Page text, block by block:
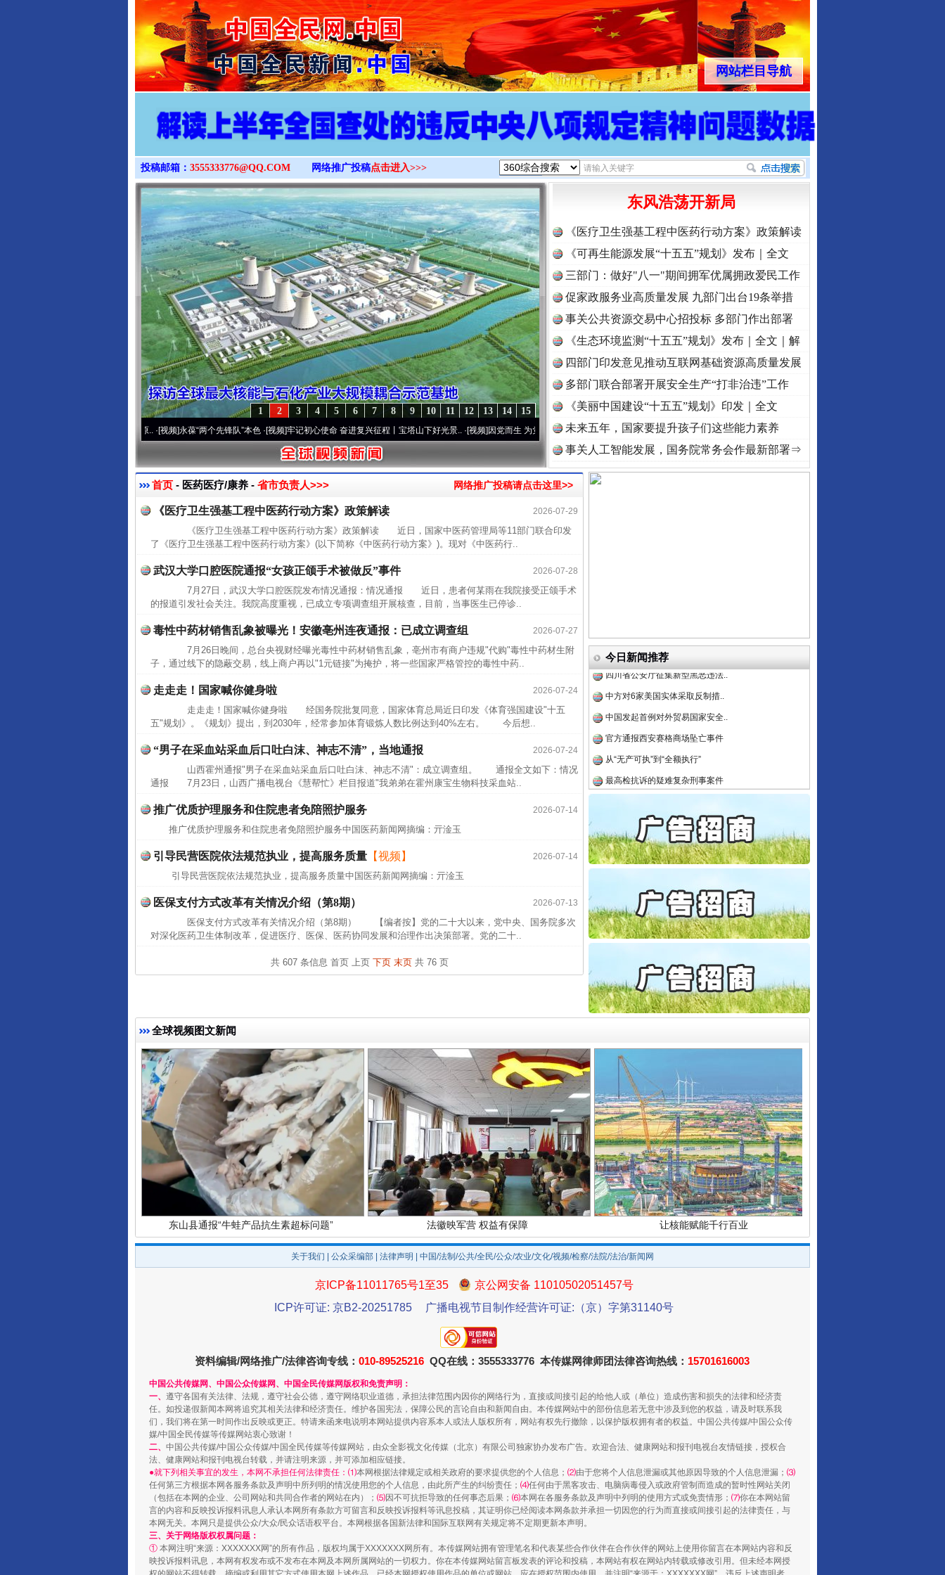
>
网站栏目导航
投稿邮箱： 3555333776@QQ.COM 网络推广投稿点击进入>>>
15
14
13
12
11
10
9
8
7
6
5
4
3
2
1
·[视频]永葆“两个先锋队”本色·[视频]牢记初心使命 奋进复兴征程丨宝塔山下好光景..·[视频]因党而生 为党而战——百年“纪”事⑧加强纪律..·[视频]牢记初心使命 奋进复兴征程丨“转折之城”激荡..
东风浩荡开新局
《医疗卫生强基工程中医药行动方案》政策解读
《可再生能源发展“十五五”规划》发布｜全文
三部门：做好"八一"期间拥军优属拥政爱民工作
促家政服务业高质量发展 九部门出台19条举措
事关公共资源交易中心招投标 多部门作出部署
《生态环境监测“十五五”规划》发布｜全文｜解
读
四部门印发意见推动互联网基础资源高质量发展
多部门联合部署开展安全生产“打非治违”工作
《美丽中国建设“十五五”规划》印发｜全文
未来五年，国家要提升孩子们这些能力素养
事关人工智能发展，国务院常务会作最新部署⇒
首页 - 医药医疗/康养 - 省市负责人>>> 网络推广投稿请点击这里>>
2026-07-29
《医疗卫生强基工程中医药行动方案》政策解读
《医疗卫生强基工程中医药行动方案》政策解读 近日，国家中医药管理局等11部门联合印发
了《医疗卫生强基工程中医药行动方案》(以下简称《中医药行动方案》)。现对《中医药行..
2026-07-28
武汉大学口腔医院通报“女孩正颌手术被做反”事件
7月27日，武汉大学口腔医院发布情况通报：情况通报 近日，患者何某雨在我院接受正颌手术
的报道引发社会关注。我院高度重视，已成立专项调查组开展核查，目前，当事医生已停诊..
2026-07-27
毒性中药材销售乱象被曝光！安徽亳州连夜通报：已成立调查组
7月26日晚间，总台央视财经曝光毒性中药材销售乱象，亳州市有商户违规"代购"毒性中药材生附
子，通过线下的隐蔽交易，线上商户再以"1元链接"为掩护，将一些国家严格管控的毒性中药..
2026-07-24
走走走！国家喊你健身啦
走走走！国家喊你健身啦 经国务院批复同意，国家体育总局近日印发《体育强国建设"十五
五"规划》。《规划》提出，到2030年，经常参加体育锻炼人数比例达到40%左右。 今后想..
2026-07-24
“男子在采血站采血后口吐白沫、神志不清”，当地通报
山西霍州通报"男子在采血站采血后口吐白沫、神志不清"：成立调查组。 通报全文如下：情况
通报 7月23日，山西广播电视台《慧帮忙》栏目报道"我弟弟在霍州康宝生物科技采血站..
2026-07-14
推广优质护理服务和住院患者免陪照护服务
推广优质护理服务和住院患者免陪照护服务中国医药新闻网摘编：亓淦玉
2026-07-14
引导民营医院依法规范执业，提高服务质量 【视频】
引导民营医院依法规范执业，提高服务质量中国医药新闻网摘编：亓淦玉
2026-07-13
医保支付方式改革有关情况介绍（第8期）
医保支付方式改革有关情况介绍（第8期） 【编者按】党的二十大以来，党中央、国务院多次
对深化医药卫生体制改革，促进医疗、医保、医药协同发展和治理作出决策部署。党的二十..
共 607 条信息 首页 上页 下页 末页共 76 页
今日新闻推荐
四川省公安厅征集新型黑恶违法..
中方对6家美国实体采取反制措..
中国发起首例对外贸易国家安全..
官方通报西安赛格商场坠亡事件
从“无产可执”到“全额执行”
最高检抗诉的疑难复杂刑事案件
事故致5死1伤，四川省安委会挂..
半生相守，一别两宽：这场老年..
一纸欠条伤亲情 巡回调解促和..
26万保费，离婚时为何要分走一..
杨天誉，不得录用为公务员
传销头目出狱后办书院暴力管教..
四川省公安厅征集新型黑恶违法..
中国发起首例对外贸易国家安全..
官方通报西安赛格商场坠亡事件
从“无产可执”到“全额执行”
事故致5死1伤，四川省安委会挂..
全球视频图文新闻
完善运行机制助力责任有效落实
东山县通报“牛蛙产品抗生素超标问题” 法徽映军营 权益有保障 让核能赋能千行百业
千年窑火 生生不息 一批国家标准开始实施 从数据变化看反腐深化
关于我们 公众采编部 法律声明 | 中国/法制/公共/全民/公众/农业/文化/视频/检察/法院/法治/新闻网
京ICP备11011765号1至35
京公网安备 11010502051457号
ICP许可证: 京B2-20251785
广播电视节目制作经营许可证:（京）字第31140号
资料编辑/网络推广/法律咨询专线： 010-89525216 QQ在线：3555333776 本传媒网律师团法律咨询热线： 15701616003
中国公共传媒网、中国公众传媒网、中国全民传媒网版权和免责声明：
一、 遵守各国有关法律、法规，遵守社会公德，遵守网络职业道德，承担法律范围内因你的网络行为，直接或间接引起的给他人或（单位）造成伤害和损失的法律和经济责
任。如投递假新闻本网将追究其相关法律和经济责任。维护各国宪法，保障公民的言论自由和新闻自由。本传媒网站中的部份信息若无意中涉及到您的权益，请及时联系我
们，我们将在第一时间作出反映或更正。特请来函来电说明本网站提供内容系本人或法人版权所有，网站有权先行撤除，以保护版权拥有者的权益。中国公共传媒/中国公众传
媒/中国全民传媒等传媒网站衷心致谢！
二、 中国公共传媒/中国公众传媒/中国全民传媒等传媒网站，由众全影视文化传媒（北京）有限公司独家协办发布广告。欢迎合法、健康网站和报刊电视台友情链接，授权合
法、健康网站和报刊电视台转载，并请注明来源，并可添加相应链接。
●就下列相关事宜的发生，本网不承担任何法律责任：⑴本网根据法律规定或相关政府的要求提供您的个人信息； ⑵由于您将个人信息泄漏或其他原因导致的个人信息泄漏； ⑶
任何第三方根据本网各服务条款及声明中所列明的情况使用您的个人信息，由此所产生的纠纷责任； ⑷任何由于黑客攻击、电脑病毒侵入或政府管制而造成的暂时性网站关闭
（包括在本网的企业、公司网站和共同合作者的网站在内）； ⑸因不可抗拒导致的任何事态后果； ⑹本网在各服务条款及声明中列明的使用方式或免责情形； ⑺你在本网站留
言的内容和反映投诉报料讯息人承认本网所有条款方可留言和反映投诉报料等讯息投稿，其证明你已经阅读本网条款并承担一切因您的行为而直接或间接引起的法律责任，与
本网无关。本网只是提供公众/大众/民众话语权平台。本网根据各国新法律和国际互联网有关规定将不定期更新本声明。
三、关于网络版权权属问题：
① 本网注明“来源：XXXXXXX网”的所有作品，版权均属于XXXXXXX网所有。本传媒网站拥有管理笔名和代表某些合作伙伴在合作伙伴的网站上使用你留言在本网站内容和反
映投诉报料讯息，本网有权发布或不发布在本网及本网所属网站的一切权力。你在本传媒网站留言板发表的评论和投稿，本网站有权在网站内转载或修改引用。但未经本网授